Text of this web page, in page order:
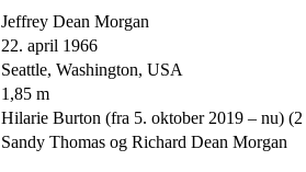
Jeffrey Dean Morgan
22. april 1966
Seattle, Washington, USA
1,85 m
Hilarie Burton (fra 5. oktober 2019 – nu)
Sandy Thomas og Richard Dean Morgan